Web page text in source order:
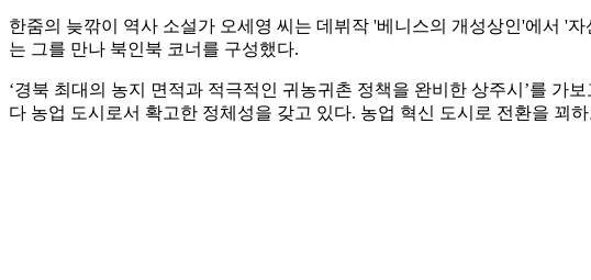
한줌의 늦깎이 역사 소설가 오세영 씨는 데뷔작 '베니스의 개성상인'에서 '
는 그를 만나 북인북 코너를 구성했다.
‘경북 최대의 농지 면적과 적극적인 귀농귀촌 정책을 완비한 상주시’를 가
다 농업 도시로서 확고한 정체성을 갖고 있다. 농업 혁신 도시로 전환을 꾀